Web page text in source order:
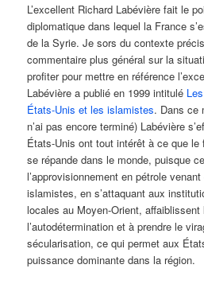
L’excellent Richard Labévière fait le
diplomatique dans lequel la France
de la Syrie. Je sors du contexte
commentaire plus général sur la
profiter pour mettre en référence
Labévière a publié en 1999 intitulé
États-Unis et les islamistes. Dans ce
n’ai pas encore terminé) Labévière
États-Unis ont tout intérêt à ce que
se répande dans le monde, puisque
l’approvisionnement en pétrole
islamistes, en s’attaquant aux
locales au Moyen-Orient,
l’autodétermination et à prendre le
sécularisation, ce qui permet aux
puissance dominante dans la région.